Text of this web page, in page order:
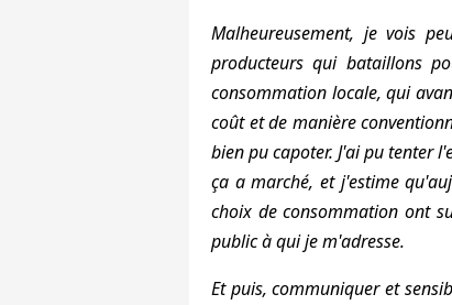
Malheureusement, je vois
producteurs qui bataillons
consommation locale, qui
coût et de manière
bien pu capoter. J'ai pu tenter
ça a marché, et j'estime
choix de consommation ont
public à qui je m'adresse.
Et puis, communiquer et